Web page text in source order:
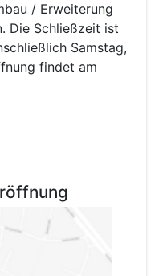
/ Erweiterung
Die Schließzeit ist
Samstag,
findet am